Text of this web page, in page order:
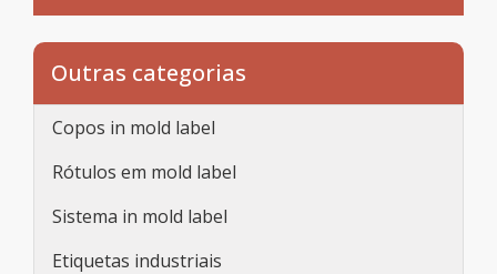
Outras categorias
Copos in mold label
Rótulos em mold label
Sistema in mold label
Etiquetas industriais